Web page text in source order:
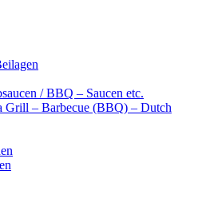
/ BBQ – Saucen etc.
Grill – Barbecue (BBQ) – Dutch